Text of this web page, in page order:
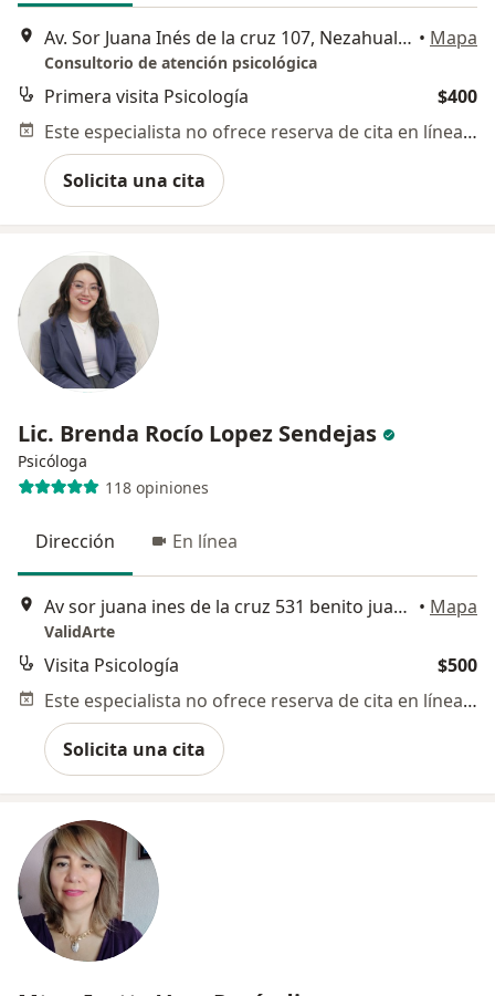
Av. Sor Juana Inés de la cruz 107, Nezahualcóyotl • Mapa
Consultorio de atención psicológica
Primera visita Psicología
$400
Este especialista no ofrece reserva de cita en línea en esta dirección.
Solicita una cita
Lic. Brenda Rocío Lopez Sendejas
Psicóloga
118 opiniones
Dirección En línea
Av sor juana ines de la cruz 531 benito juarez, Nezahualcóyotl • Mapa
ValidArte
Visita Psicología
$500
Este especialista no ofrece reserva de cita en línea en esta dirección.
Solicita una cita